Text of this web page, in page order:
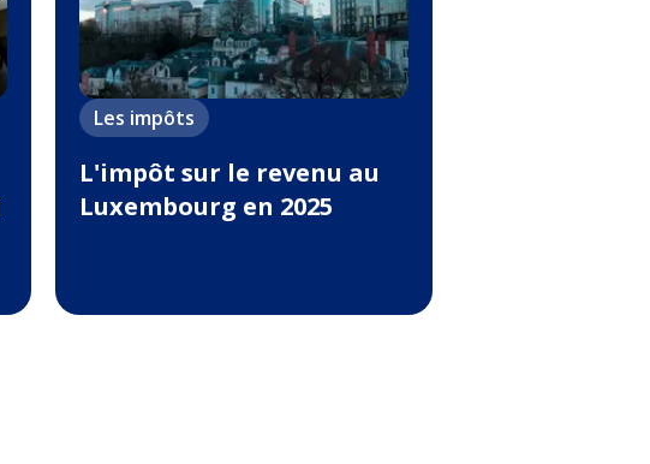
Les impôts
L'impôt sur le revenu au
Luxembourg en 2025